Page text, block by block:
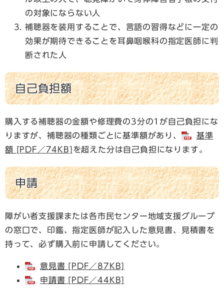
の対象にならない人
補聴器を装用することで、言語の習得などに一定の
効果が期待できることを耳鼻咽喉科の指定医師に判
断された人
自己負担額
購入する補聴器の金額や修理費の3分の1が自己負担にな
りますが、補聴器の種類ごとに基準額があり、
基準
額 [PDF／74KB] を超えた分は自己負担になります。
申請
障がい者支援課または各市民センター地域支援グループ
の窓口で、印鑑、指定医師が記入した意見書、見積書を
持って、必ず購入前に申請してください。
意見書 [PDF／87KB]
申請書 [PDF／44KB]